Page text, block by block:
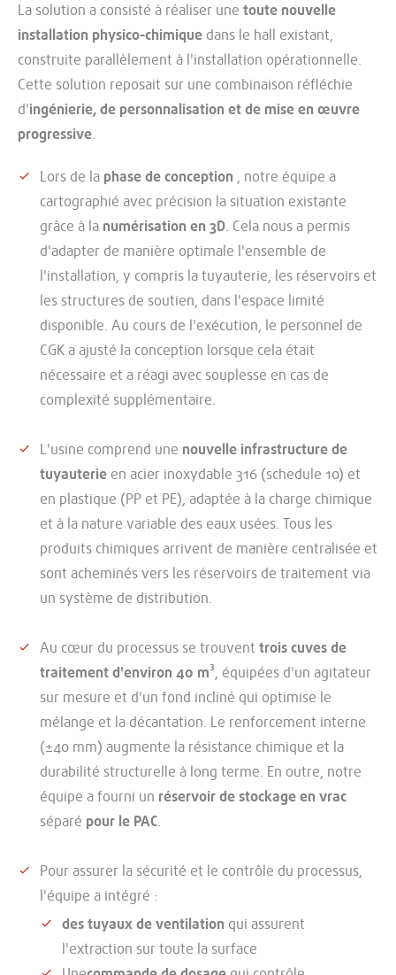
La solution a consisté à réaliser une toute nouvelle
installation physico-chimique dans le hall existant,
construite parallèlement à l'installation opérationnelle.
Cette solution reposait sur une combinaison réfléchie
d'ingénierie, de personnalisation et de mise en œuvre
progressive.
Lors de la phase de conception , notre équipe a
cartographié avec précision la situation existante
grâce à la numérisation en 3D. Cela nous a permis
d'adapter de manière optimale l'ensemble de
l'installation, y compris la tuyauterie, les réservoirs et
les structures de soutien, dans l'espace limité
disponible. Au cours de l'exécution, le personnel de
CGK a ajusté la conception lorsque cela était
nécessaire et a réagi avec souplesse en cas de
complexité supplémentaire.
L'usine comprend une nouvelle infrastructure de
tuyauterie en acier inoxydable 316 (schedule 10) et
en plastique (PP et PE), adaptée à la charge chimique
et à la nature variable des eaux usées. Tous les
produits chimiques arrivent de manière centralisée et
sont acheminés vers les réservoirs de traitement via
un système de distribution.
Au cœur du processus se trouvent trois cuves de
traitement d'environ 40 m³, équipées d'un agitateur
sur mesure et d'un fond incliné qui optimise le
mélange et la décantation. Le renforcement interne
(±40 mm) augmente la résistance chimique et la
durabilité structurelle à long terme. En outre, notre
équipe a fourni un réservoir de stockage en vrac
séparé pour le PAC.
Pour assurer la sécurité et le contrôle du processus,
l'équipe a intégré :
des tuyaux de ventilation qui assurent
l'extraction sur toute la surface